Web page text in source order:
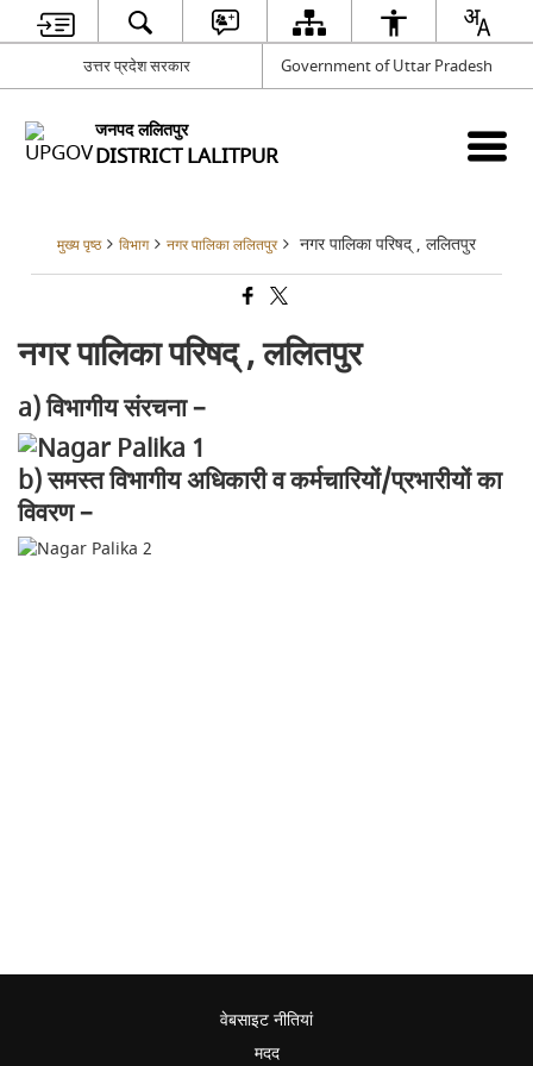
उत्तर प्रदेश सरकार Government of Uttar Pradesh
जनपद ललितपुर
DISTRICT LALITPUR
मुख्य पृष्ठ विभाग नगर पालिका ललितपुर नगर पालिका परिषद् , ललितपुर
नगर पालिका परिषद् , ललितपुर
a) विभागीय संरचना –
b) समस्त विभागीय अधिकारी व कर्मचारियों/प्रभारीयों का
विवरण –
वेबसाइट नीतियां
मदद